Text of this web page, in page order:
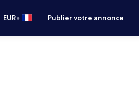
EUR• Publier votre annonce